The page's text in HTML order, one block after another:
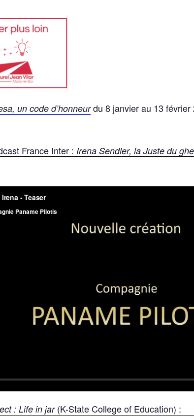
un code d’honneurdu 8 janvier au 13 février
France Inter : Irena Sendler, la Juste du
: Life in jar (K-State College of Education) :